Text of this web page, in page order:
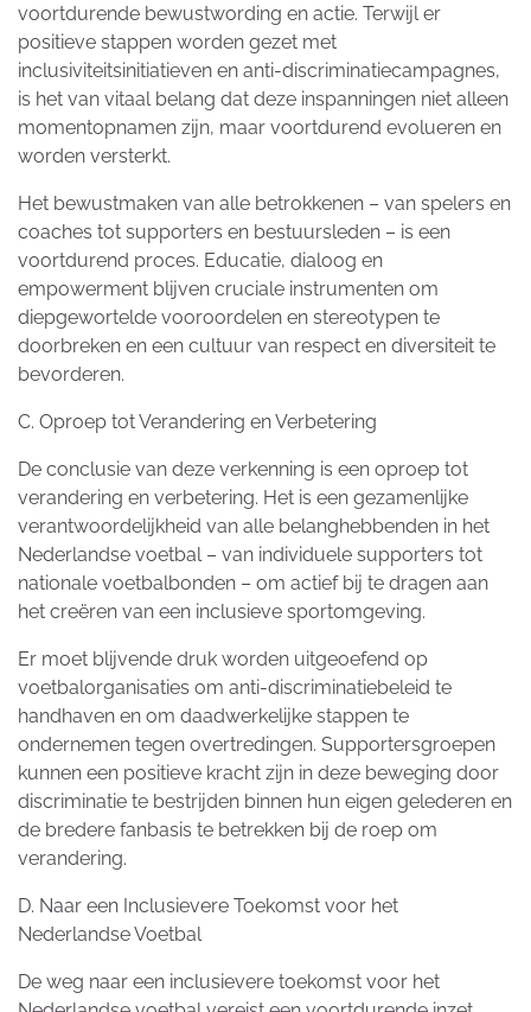
voortdurende bewustwording en actie. Terwijl er
positieve stappen worden gezet met
inclusiviteitsinitiatieven en anti-discriminatiecampagnes,
is het van vitaal belang dat deze inspanningen niet alleen
momentopnamen zijn, maar voortdurend evolueren en
worden versterkt.
Het bewustmaken van alle betrokkenen – van spelers en
coaches tot supporters en bestuursleden – is een
voortdurend proces. Educatie, dialoog en
empowerment blijven cruciale instrumenten om
diepgewortelde vooroordelen en stereotypen te
doorbreken en een cultuur van respect en diversiteit te
bevorderen.
C. Oproep tot Verandering en Verbetering
De conclusie van deze verkenning is een oproep tot
verandering en verbetering. Het is een gezamenlijke
verantwoordelijkheid van alle belanghebbenden in het
Nederlandse voetbal – van individuele supporters tot
nationale voetbalbonden – om actief bij te dragen aan
het creëren van een inclusieve sportomgeving.
Er moet blijvende druk worden uitgeoefend op
voetbalorganisaties om anti-discriminatiebeleid te
handhaven en om daadwerkelijke stappen te
ondernemen tegen overtredingen. Supportersgroepen
kunnen een positieve kracht zijn in deze beweging door
discriminatie te bestrijden binnen hun eigen gelederen en
de bredere fanbasis te betrekken bij de roep om
verandering.
D. Naar een Inclusievere Toekomst voor het
Nederlandse Voetbal
De weg naar een inclusievere toekomst voor het